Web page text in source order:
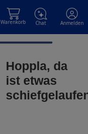
Warenkorb Chat Anmelden
Hoppla, da
ist etwas